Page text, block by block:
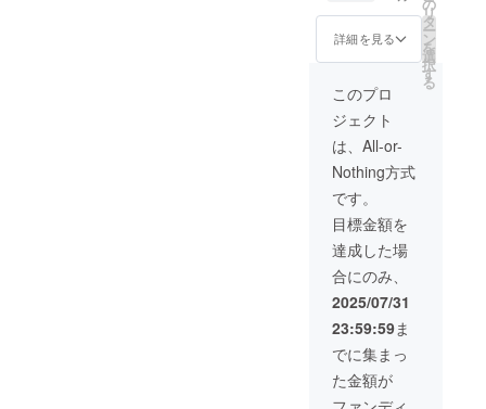
法人・
として
のお申
はでき
ませ
ん。
意事項
をご覧
くださ
報管理
から、
デジタ
ルコン
テンツ
メール
アドレ
スを収
集せ
ず、
CAMPF
セージ
機能に
てお届
けいた
しま
しす！
EE DVD
1個 ★
小説
「ハッ
クしな
いで監
査役 1.5
冊 ★監
督サイ
ン入り
DVD
パッ
ケージ
1個 ★
インシ
デント
レスぽ
ん酢
（希望
者の
み） ★
英語版
字幕レ
ビュー
参加
（104万
円以上
達成の
こうし
す！EE
公式動
画デー
タDVD
ISOイ
メージ
★こう
しす！
EE DVD
パッ
詳細を見る
リ
タ
ー
ン
を
選
択
す
る
このプロ
ジェクト
は、All-or-
Nothing方式
です。
目標金額を
達成した場
合にのみ、
2025/07/31
23:59:59ま
でに集まっ
た金額が